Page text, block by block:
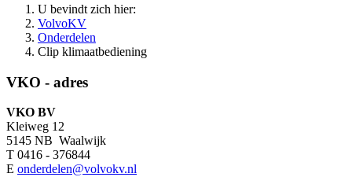
U bevindt zich hier:
VolvoKV
Onderdelen
Clip klimaatbediening
VKO - adres
VKO BV
Kleiweg 12
5145 NB Waalwijk
T 0416 - 376844
E onderdelen@volvokv.nl